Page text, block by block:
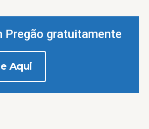
Pregão gratuitamente
Aqui